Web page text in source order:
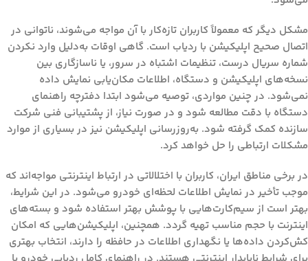
مشکل دیگر که معمولاً کاربران تازه‌کار با آن مواجه می‌شوند، ناتوانی در
اتصال صحیح اپلیکیشن با ردیاب است. گاهی اوقات به‌دلیل وارد نکردن
شماره سریال درست، تنظیمات اشتباه در سرور، یا ناسازگاری بین
نسخه‌های اپلیکیشن و دستگاه، اطلاعات مکان‌یابی نمایش داده
نمی‌شود. در چنین مواردی، توصیه می‌شود ابتدا دفترچه راهنمای
دستگاه با دقت مطالعه شود و در صورت نیاز، از پشتیبانی فنی شرکت
سازنده کمک گرفته شود. به‌روزرسانی اپلیکیشن نیز در بسیاری از موارد
مشکلات ارتباطی را حل خواهد کرد.
در برخی مناطق ایران، کاربران با اختلالاتی در ارتباط اینترنتی مواجه‌اند که
موجب تأخیر در نمایش اطلاعات لحظه‌ای خودرو می‌شود. در این شرایط،
بهتر است از سیم‌کارت‌هایی با پوشش بهتر استفاده شود و بسته‌های
اینترنت با حجم مناسب تهیه گردد. همچنین، اپلیکیشن‌هایی که امکان
کش‌کردن داده‌ها یا نگهداری اطلاعات در حافظه را دارند، انتخاب بهتری